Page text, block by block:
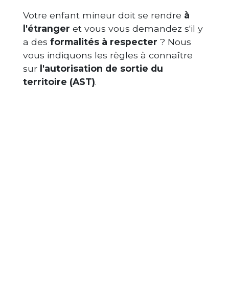
Votre enfant mineur doit se rendre à
l'étranger et vous vous demandez s'il y
a des formalités à respecter ? Nous
vous indiquons les règles à connaître
sur l'autorisation de sortie du
territoire (AST).